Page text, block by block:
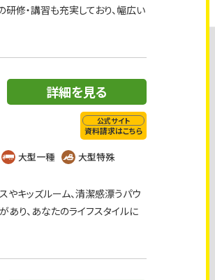
修・講習も充実しており、幅広い
詳細を見る
公式サイト
資料請求はこちら
大型一種
大型特殊
キッズルーム、清潔感漂うパウ
り、あなたのライフスタイルに